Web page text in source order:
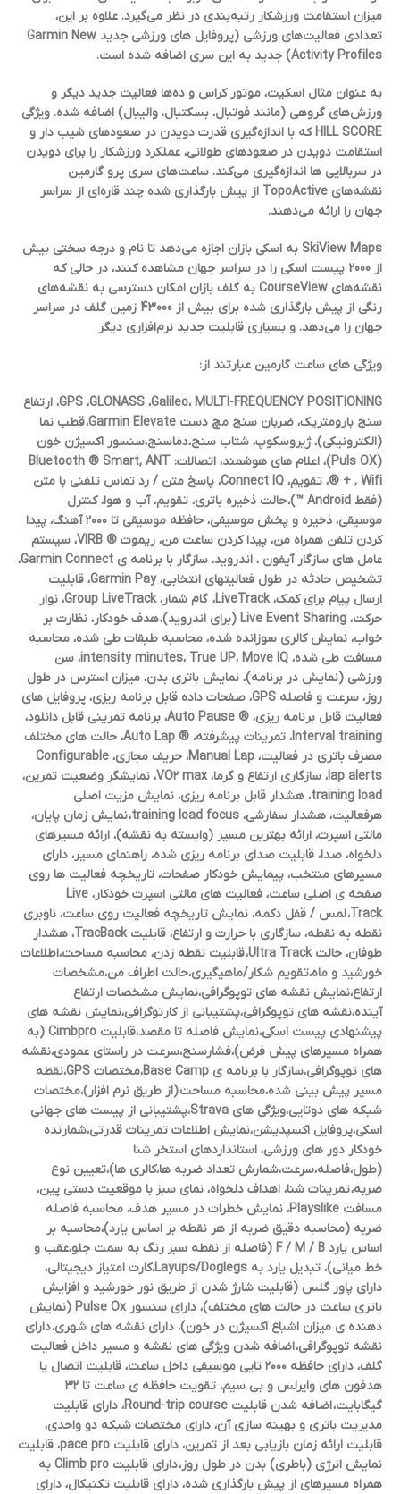
میزان استقامت ورزشکار رتبه‌بندی در نظر می‌گیرد. علاوه بر این،
تعدادی فعالیت‌های ورزشی (پروفایل های ورزشی جدید Garmin New
Activity Profiles) جدید به این سری اضافه شده است.
به عنوان مثال اسکیت، موتور کراس و ده‌ها فعالیت جدید دیگر و
ورزش‌های گروهی (مانند فوتبال، بسکتبال، والیبال) اضافه شده. ویژگی
HILL SCORE که با اندازه‌گیری قدرت دویدن در صعودهای شیب دار و
استقامت دویدن در صعودهای طولانی، عملکرد ورزشکار را برای دویدن
در سربالایی ها اندازه‌گیری می‌کند. ساعت‌های سری پرو گارمین
نقشه‌های TopoActive از پیش بارگذاری شده چند قاره‌ای از سراسر
جهان را ارائه می‌دهند.
SkiView Maps به اسکی بازان اجازه می‌دهد تا نام و درجه سختی بیش
از 2000 پیست اسکی را در سراسر جهان مشاهده کنند، در حالی که
نقشه‌های CourseView به گلف بازان امکان دسترسی به نقشه‌های
رنگی از پیش بارگذاری شده برای بیش از 43000 زمین گلف در سراسر
جهان را می‌دهد. و بسیاری قابلیت جدید نرم‌افزاری دیگر
ویژگی های ساعت گارمین عبارتند از:
GPS ،GLONASS ،Galileo، MULTI-FREQUENCY POSITIONING، ارتفاع
سنج بارومتریک، ضربان سنج مچ دست Garmin Elevate، قطب نما
(الکترونیکی)، ژیروسکوپ، شتاب سنج،دماسنج،سنسور اکسیژن خون
(Puls OX)، اعلام های هوشمند، اتصالات: Bluetooth ® Smart, ANT
® + , Wifi، تقویم، Connect IQ، پاسخ متن / رد تماس تلفنی با متن
(فقط Android ™)، حالت ذخیره باتری، تقویم، آب و هوا، کنترل
موسیقی، ذخیره و پخش موسیقی، حافظه موسیقی تا ۲۰۰۰ آهنگ، پیدا
کردن تلفن همراه من، پیدا کردن ساعت من، ریموت ® VIRB، سیستم
عامل های سازگار آیفون ، اندروید، سازگار با برنامه ی Garmin Connect،
تشخیص حادثه در طول فعالیتهای انتخابی، Garmin Pay، قابلیت
ارسال پیام برای کمک، LiveTrack، گام شمار، Group LiveTrack، نوار
حرکت، Live Event Sharing (برای اندروید)، هدف خودکار، نظارت بر
خواب، نمایش کالری سوزانده شده، محاسبه طبقات طی شده، محاسبه
مسافت طی شده، intensity minutes، True UP، Move IQ، سن
ورزشی (نمایش در برنامه)، نمایش باتری بدن، میزان استرس در طول
روز، سرعت و فاصله GPS، صفحات داده قابل برنامه ریزی، پروفایل های
فعالیت قابل برنامه ریزی، ® Auto Pause، برنامه تمرینی قابل دانلود،
Interval training، تمرینات پیشرفته، ® Auto Lap، حالت های مختلف
مصرف باتری در فعالیت، Manual Lap، حریف مجازی، Configurable
lap alerts، سازگاری ارتفاع و گرما، VO۲ max، نمایشگر وضعیت تمرین،
training load، هشدار قابل برنامه ریزی، نمایش مزیت اصلی
هرفعالیت، هشدار سفارشی، training load focus، نمایش زمان پایان،
مالتی اسپرت، ارائه بهترین مسیر (وابسته به نقشه)، ارائه مسیرهای
دلخواه، صدا، قابلیت صدای برنامه ریزی شده، راهنمای مسیر، دارای
مسیرهای منتخب، پیمایش خودکار صفحات، تاریخچه فعالیت ها روی
صفحه ی اصلی ساعت، فعالیت های مالتی اسپرت خودکار، Live
Track، لمس / قفل دکمه، نمایش تاریخچه فعالیت روی ساعت، ناوبری
نقطه به نقطه، سازگاری با حرارت و ارتفاع، قابلیت TracBack، هشدار
طوفان، حالت Ultra Track، قابلیت نقطه زدن، محاسبه مساحت،اطلاعات
خورشید و ماه،تقویم شکار/ماهیگیری،حالت اطراف من،مشخصات
ارتفاع،نمایش نقشه های توپوگرافی،نمایش مشخصات ارتفاع
آینده،نقشه های توپوگرافی،پشتیبانی از کارتوگرافی،نمایش نقشه های
پیشنهادی پیست اسکی،نمایش فاصله تا مقصد،قابلیت Cimbpro (به
همراه مسیرهای پیش فرض)،فشارسنج،سرعت در راستای عمودی،نقشه
های توپوگرافی،سازگار با برنامه ی Base Camp،مختصات GPS،نقطه
مسیر پیش بینی شده،محاسبه مساحت (از طریق نرم افزار)،مختصات
شبکه های دوتایی،ویژگی های Strava،پشتیبانی از پیست های جهانی
اسکی،پروفایل اکسپدیشن،نمایش اطلاعات تمرینات قدرتی،شمارنده
خودکار دور های ورزشی، استانداردهای استخر شنا
(طول،فاصله،سرعت،شمارش تعداد ضربه ها،کالری ها)،تعیین نوع
ضربه، تمرینات شنا، اهداف دلخواه، نمای سبز با موقعیت دستی پین،
مسافت Playslike، نمایش خطرات در مسیر هدف، محاسبه فاصله
ضربه (محاسبه دقیق ضربه از هر نقطه بر اساس یارد)،محاسبه بر
اساس یارد F / M / B (فاصله از نقطه سبز رنگ به سمت جلو،عقب و
خط میانی)، تبدیل یارد به Layups/Doglegs،کارت امتیاز دیجیتالی،
دارای پاور گلس (قابلیت شارژ شدن از طریق نور خورشید و افزایش
باتری ساعت در حالت های مختلف)، دارای سنسور Pulse Ox (نمایش
دهنده ی میزان اشباع اکسیژن در خون)، دارای نقشه های شهری، دارای
نقشه توپوگرافی، اضافه شدن ویژگی های نقشه و مسیر داخل فعالیت
گلف، دارای حافظه ۲۰۰۰ تایی موسیقی داخل ساعت، قابلیت اتصال یا
هدفون های وایرلس و بی سیم، تقویت حافظه ی ساعت تا ۳۲
گیگابایت، اضافه شدن قابلیت Round-trip course، دارای قابلیت
مدیریت باتری و بهینه سازی آن، دارای مختصات شبکه دو واحدی،
قابلیت ارائه زمان بازیابی بعد از تمرین، دارای قابلیت pace pro، قابلیت
نمایش انرژی (باطری) بدن در طول روز، دارای قابلیت Climb pro به
همراه مسیرهای از پیش بارگذاری شده، دارای قابلیت تکتیکال، دارای